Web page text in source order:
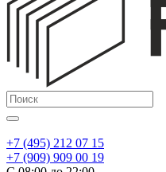
+7 (495) 212 07 15
+7 (909) 909 00 19